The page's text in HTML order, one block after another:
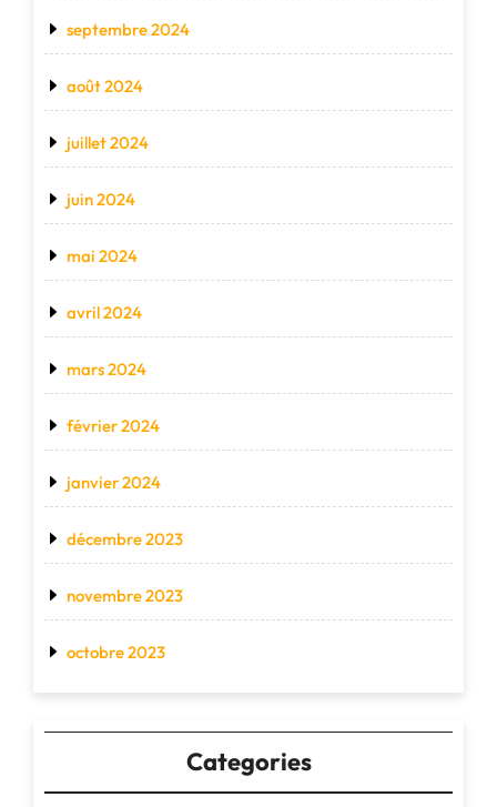
septembre 2024
août 2024
juillet 2024
juin 2024
mai 2024
avril 2024
mars 2024
février 2024
janvier 2024
décembre 2023
novembre 2023
octobre 2023
Categories